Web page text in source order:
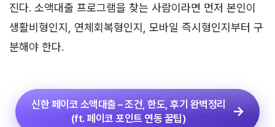
진다. 소액대출 프로그램을 찾는 사람이라면 먼저 본인이
생활비형인지, 연체회복형인지, 모바일 즉시형인지부터 구
분해야 한다.
신한 페이코 소액대출 – 조건, 한도, 후기 완벽정리
(ft. 페이코 포인트 연동 꿀팁)